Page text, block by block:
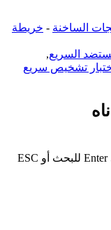
الساخنة - خريطة
السريع,
تشخيص سريع
اضغط على Enter للبحث أو ESC